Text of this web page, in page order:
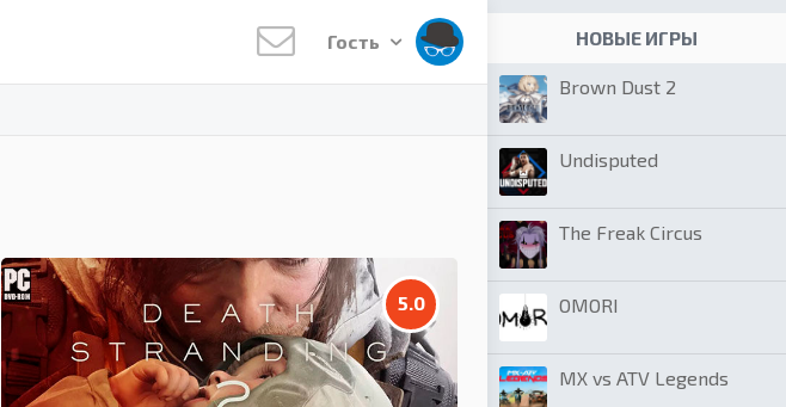
Гость
5.0
НОВЫЕ ИГРЫ
Brown Dust 2
Undisputed
The Freak Circus
OMORI
MX vs ATV Legends